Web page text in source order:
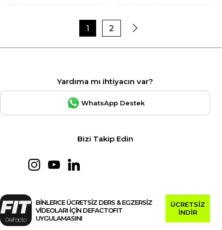
1 2
Yardıma mı ihtiyacın var?
WhatsApp Destek
Bizi Takip Edin
BİNLERCE ÜCRETSİZ DERS & EGZERSİZ
VİDEOLARI İÇİN DEFACTOFIT
UYGULAMASINI
ÜCRETSİZ
İNDİR